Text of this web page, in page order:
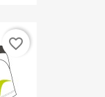
favorite_border